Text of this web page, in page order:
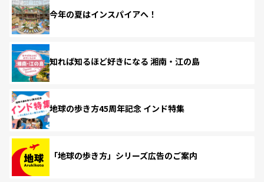
今年の夏はインスパイアへ！
知れば知るほど好きになる 湘南・江の島
地球の歩き方45周年記念 インド特集
「地球の歩き方」シリーズ広告のご案内